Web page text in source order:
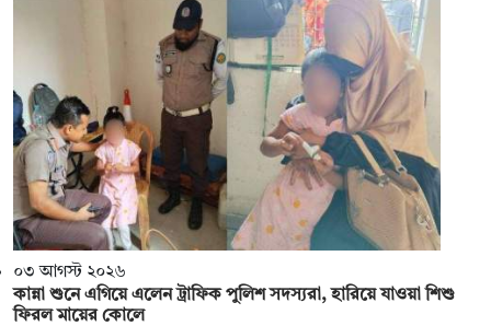
০৩ আগস্ট ২০২৬
কান্না শুনে এগিয়ে এলেন ট্রাফিক পুলিশ সদস্যরা, হারিয়ে যাওয়া শিশু
ফিরল মায়ের কোলে